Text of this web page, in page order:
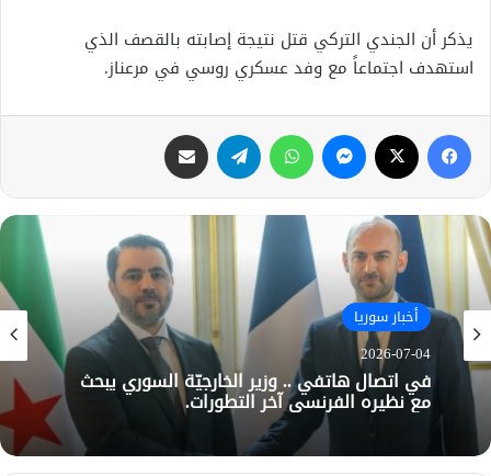
يذكر أن الجندي التركي قتل نتيجة إصابته بالقصف الذي
استهدف اجتماعاً مع وفد عسكري روسي في مرعناز.
فيسبوك ماسنجر واتساب تيلقرام
أخبار سوريا
2026-07-04
في اتصال هاتفي .. وزير الخارجيّة السوري يبحث
مع نظيره الفرنسي آخر التطورات.